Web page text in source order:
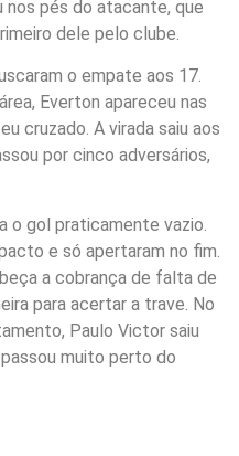
pés do atacante, que
dele pelo clube.
o empate aos 17.
Everton apareceu nas
cruzado. A virada saiu aos
por cinco adversários,
o gol praticamente vazio.
e só apertaram no fim.
a cobrança de falta de
para acertar a trave. No
Paulo Victor saiu
muito perto do